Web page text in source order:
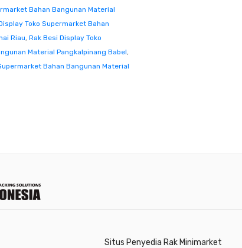
Bahan Bangunan Material
Toko Supermarket Bahan
Riau, Rak Besi Display Toko
Material Pangkalpinang Babel,
Bahan Bangunan Material
Situs Penyedia Rak Minimarket